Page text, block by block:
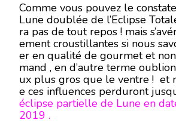
Comme vous pouvez le
Lune doublée de l’Eclipse
ra pas de tout repos ! mais
ement croustillantes si nous
er en qualité de gourmet et
mand , en d’autre terme
ux plus gros que le ventre ! et
e ces influences perduront
éclipse partielle de Lune en
2019 .